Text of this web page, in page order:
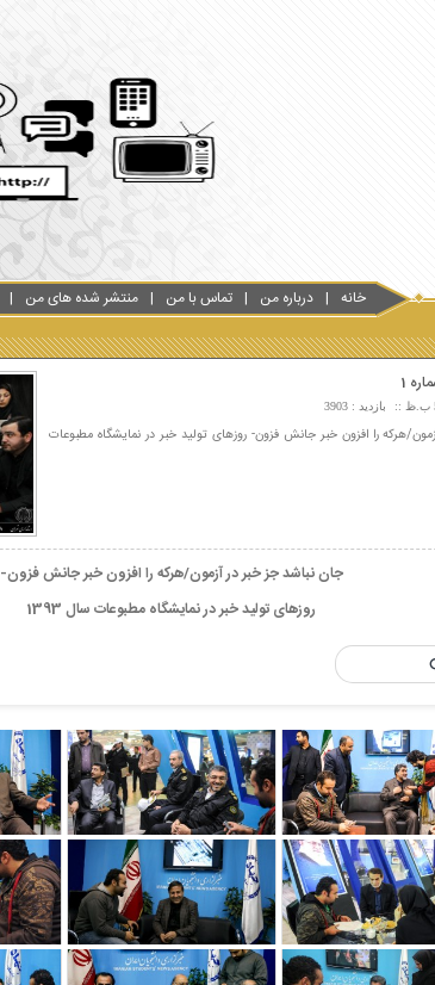
خانه درباره من تماس با من منتشر شده های من
1
بازدید : 3903
هرکه را افزون خبر جانش فزون- روزهای تولید خبر در نمایشگاه مطبوعات
جان نباشد جز خبر در آزمون/هرکه را افزون خبر جانش فزون-
روزهای تولید خبر در نمایشگاه مطبوعات سال 1393